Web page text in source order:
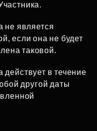
не является
если она не будет
таковой.
действует в течение
другой даты